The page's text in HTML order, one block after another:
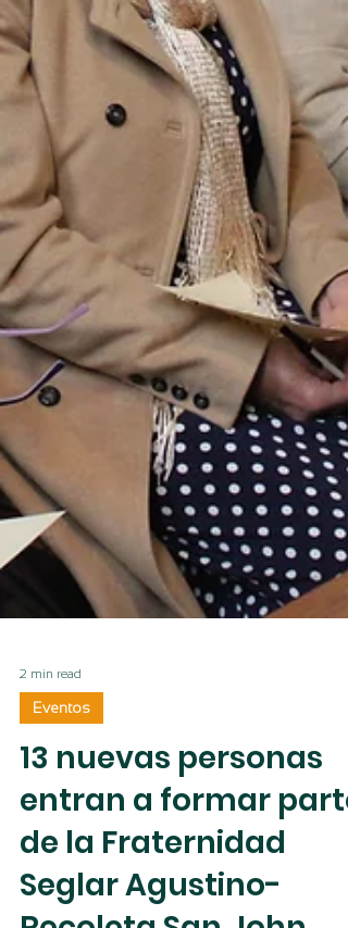
2 min read
Eventos
13 nuevas personas
entran a formar parte